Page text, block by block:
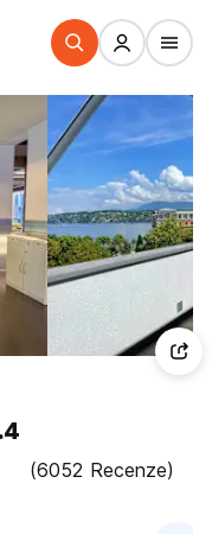
(6052 Recenze)